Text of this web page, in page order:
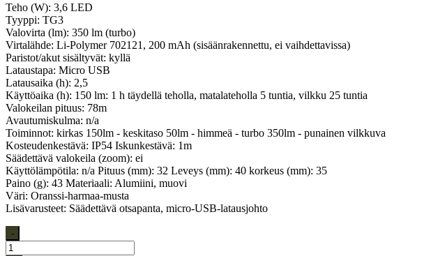
Teho (W): 3,6 LED
Tyyppi: TG3
Valovirta (lm): 350 lm (turbo)
Virtalähde: Li-Polymer 702121, 200 mAh (sisäänrakennettu, ei vaihdettavissa)
Paristot/akut sisältyvät: kyllä
Lataustapa: Micro USB
Latausaika (h): 2,5
Käyttöaika (h): 150 lm: 1 h täydellä teholla, matalateholla 5 tuntia, vilkku 25 tuntia
Valokeilan pituus: 78m
Avautumiskulma: n/a
Toiminnot: kirkas 150lm - keskitaso 50lm - himmeä - turbo 350lm - punainen vilkkuva
Kosteudenkestävä: IP54 Iskunkestävä: 1m
Säädettävä valokeila (zoom): ei
Käyttölämpötila: n/a Pituus (mm): 32 Leveys (mm): 40 korkeus (mm): 35
Paino (g): 43 Materiaali: Alumiini, muovi
Väri: Oranssi-harmaa-musta
Lisävarusteet: Säädettävä otsapanta, micro-USB-latausjohto
-